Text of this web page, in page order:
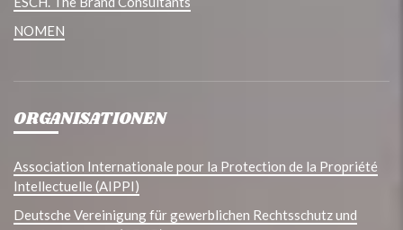
NOMEN
ORGANISATIONEN
Association Internationale pour la Protection de la Propriété
Intellectuelle (AIPPI)
Deutsche Vereinigung für gewerblichen Rechtsschutz und